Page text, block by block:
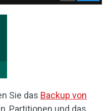
Sie das Backup von
Partitionen und das